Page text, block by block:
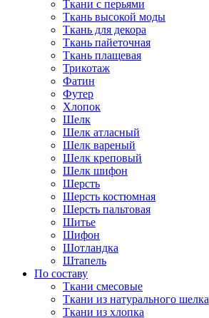
Ткани с перьями
Ткань высокой моды
Ткань для декора
Ткань пайеточная
Ткань плащевая
Трикотаж
Фатин
Футер
Хлопок
Шелк
Шелк атласный
Шелк вареный
Шелк креповый
Шелк шифон
Шерсть
Шерсть костюмная
Шерсть пальтовая
Шитье
Шифон
Шотландка
Штапель
По составу
Ткани смесовые
Ткани из натурального шелка
Ткани из хлопка